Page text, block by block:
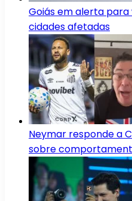
Goiás em alerta
cidades afetadas
Neymar responde a
sobre